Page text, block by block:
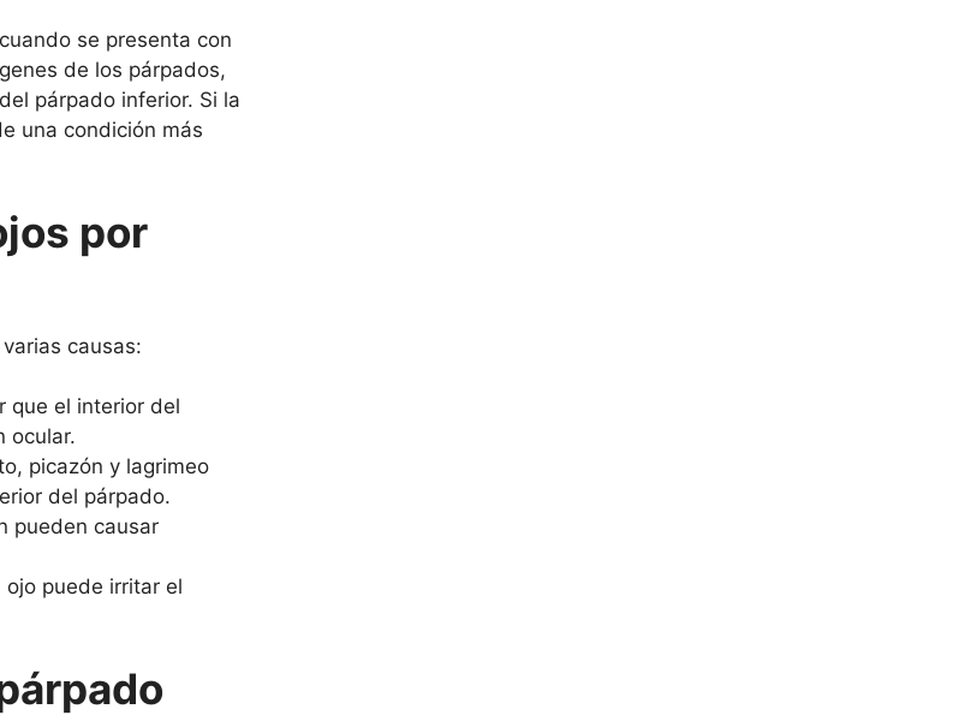
se presenta con
de los párpados,
párpado inferior. Si la
una condición más
por
causas:
que el interior del
ocular.
picazón y lagrimeo
del párpado.
pueden causar
puede irritar el